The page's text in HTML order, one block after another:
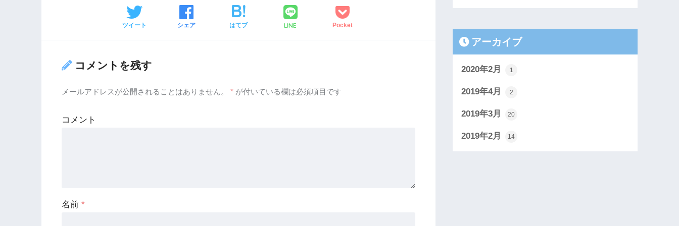
ツイート シェア はてブ LINE Pocket
コメントを残す
メールアドレスが公開されることはありません。 * が付いている欄は必須項目です
コメント
名前 *
アーカイブ
2020年2月 1
2019年4月 2
2019年3月 20
2019年2月 14